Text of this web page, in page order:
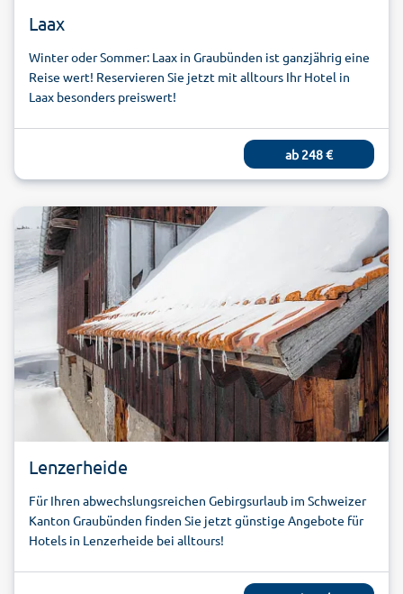
Laax
Winter oder Sommer: Laax in Graubünden ist ganzjährig eine
Reise wert! Reservieren Sie jetzt mit alltours Ihr Hotel in
Laax besonders preiswert!
ab 248€
Lenzerheide
Für Ihren abwechslungsreichen Gebirgsurlaub im Schweizer
Kanton Graubünden finden Sie jetzt günstige Angebote für
Hotels in Lenzerheide bei alltours!